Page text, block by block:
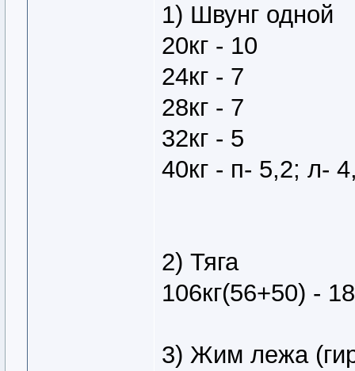
1) Швунг одной
20кг - 10
24кг - 7
28кг - 7
32кг - 5
40кг - п- 5,2; л-
2) Тяга
106кг(56+50) -
3) Жим лежа